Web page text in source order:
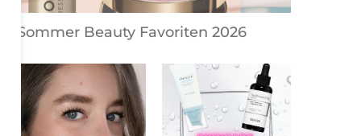
Sommer Beauty Favoriten 2026